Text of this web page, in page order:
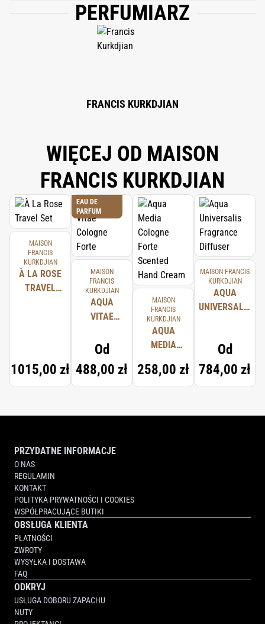
AQUA (WATER/EAU), PENTYLENE GLYCOL, PPG-26-BUTETH-26, PEG-40
HYDROGENATED CASTOR OIL, PARFUM (FRAGRANCE), SODIUM BENZOATE,
CHLORPHENESIN, CITRIC ACID.
PERFUMIARZ
FRANCIS KURKDJIAN
WIĘCEJ OD MAISON
FRANCIS KURKDJIAN
MAISON
FRANCIS
KURKDJIAN
À LA ROSE
TRAVEL
1015,00 zł
EAU DE
PARFUM
MAISON
FRANCIS
KURKDJIAN
AQUA
VITAE
FORTE
Od
488,00 zł
MAISON
FRANCIS
KURKDJIAN
AQUA
MEDIA
FORTE
SCENTED
CREAM
258,00 zł
MAISON FRANCIS
KURKDJIAN
AQUA
UNIVERSALIS
Od
784,00 zł
PRZYDATNE INFORMACJE
O NAS
REGULAMIN
KONTAKT
POLITYKA PRYWATNOŚCI I COOKIES
WSPÓŁPRACUJĄCE BUTIKI
OBSŁUGA KLIENTA
PŁATNOŚCI
ZWROTY
WYSYŁKA I DOSTAWA
FAQ
ODKRYJ
USŁUGA DOBORU ZAPACHU
NUTY